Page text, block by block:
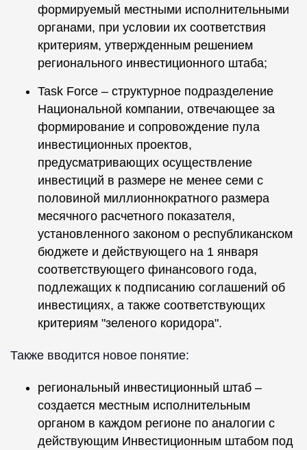
формируемый местными исполнительными
органами, при условии их соответствия
критериям, утвержденным решением
регионального инвестиционного штаба;
Task Force – структурное подразделение
Национальной компании, отвечающее за
формирование и сопровождение пула
инвестиционных проектов,
предусматривающих осуществление
инвестиций в размере не менее семи с
половиной миллионнократного размера
месячного расчетного показателя,
установленного законом о республиканском
бюджете и действующего на 1 января
соответствующего финансового года,
подлежащих к подписанию соглашений об
инвестициях, а также соответствующих
критериям "зеленого коридора".
Также вводится новое понятие:
региональный инвестиционный штаб –
создается местным исполнительным
органом в каждом регионе по аналогии с
действующим Инвестиционным штабом под